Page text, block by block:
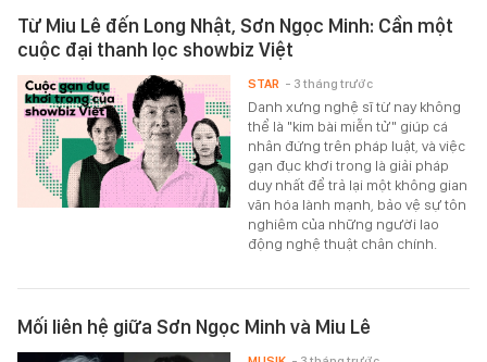
Từ Miu Lê đến Long Nhật, Sơn Ngọc Minh: Cần một
cuộc đại thanh lọc showbiz Việt
Danh xưng nghệ sĩ từ nay không
thể là "kim bài miễn tử" giúp cá
nhân đứng trên pháp luật, và việc
gạn đục khơi trong là giải pháp
duy nhất để trả lại một không gian
văn hóa lành mạnh, bảo vệ sự tôn
nghiêm của những người lao
động nghệ thuật chân chính.
STAR - 3 tháng trước
Mối liên hệ giữa Sơn Ngọc Minh và Miu Lê